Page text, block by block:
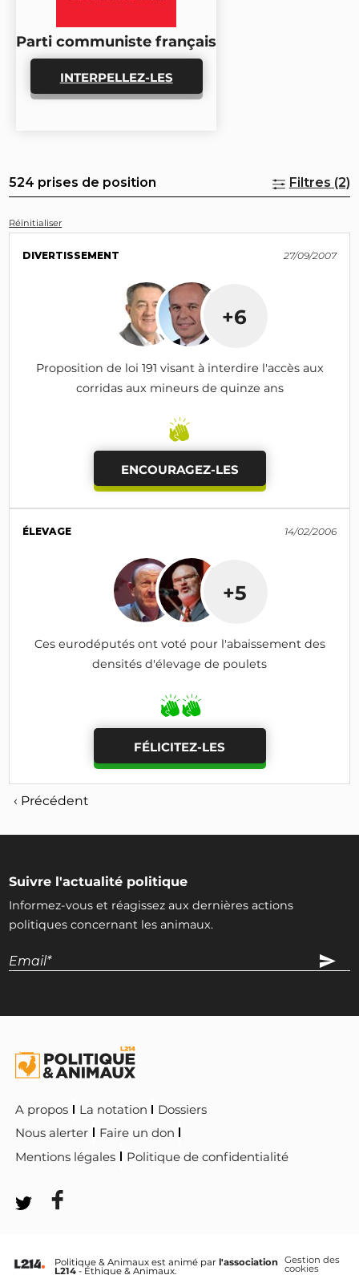
Parti communiste français
INTERPELLEZ-LES
524 prises de position
Réinitialiser
Filtres (2)
DIVERTISSEMENT 27/09/2007
+6
Proposition de loi 191 visant à interdire l'accès aux
corridas aux mineurs de quinze ans
ENCOURAGEZ-LES
ÉLEVAGE 14/02/2006
+5
Ces eurodéputés ont voté pour l'abaissement des
densités d'élevage de poulets
FÉLICITEZ-LES
‹ Précédent
Suivre l'actualité politique
Informez-vous et réagissez aux dernières actions
politiques concernant les animaux.
A propos La notation
Dossiers
Nous alerter
Faire un don
Mentions légales
Politique de confidentialité
Politique & Animaux est animé par l'association
L214 - Éthique & Animaux.
Gestion des
cookies